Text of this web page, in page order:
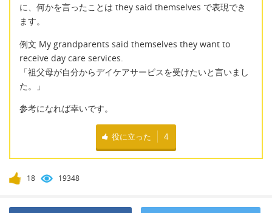
に、何かを言ったことは they said themselves で表現でき
ます。
例文 My grandparents said themselves they want to
receive day care services.
「祖父母が自分からデイケアサービスを受けたいと言いまし
た。」
参考になれば幸いです。
役に立った 4
18 19348